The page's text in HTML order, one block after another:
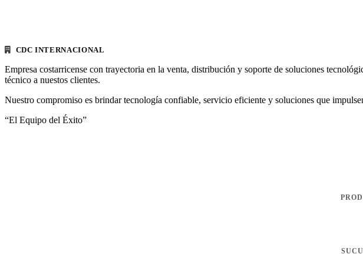
CDC INTERNACIONAL
Empresa costarricense con trayectoria en la venta, distribución y soporte de soluciones
técnico a nuestos clientes.
Nuestro compromiso es brindar tecnología confiable, servicio eficiente y soluciones que
“El Equipo del Éxito”